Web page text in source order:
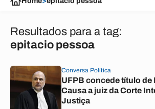
Resultados para a tag:
epitacio pessoa
Conversa Política
UFPB concede título
Causa a juiz da Corte
Justiça